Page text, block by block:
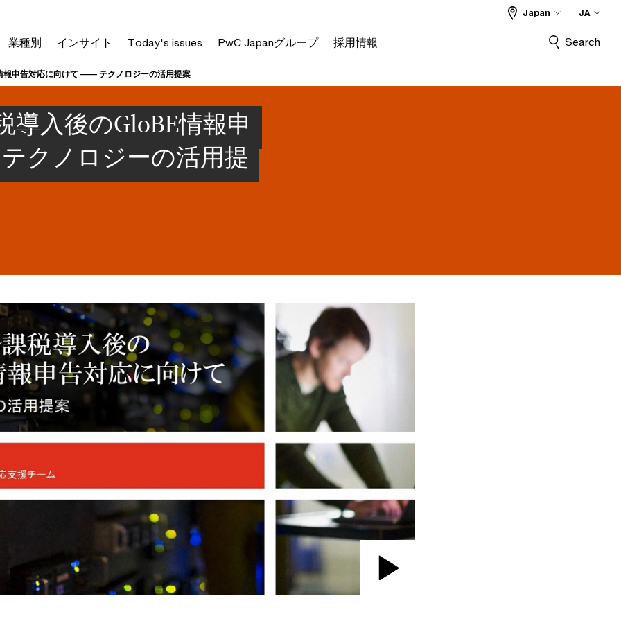
業種別 インサイト Today's issues PwC Japanグループ 採用情報
Japan JA
Search
報申告対応に向けて ―― テクノロジーの活用提案
入後のGloBE情報申
クノロジーの活用提